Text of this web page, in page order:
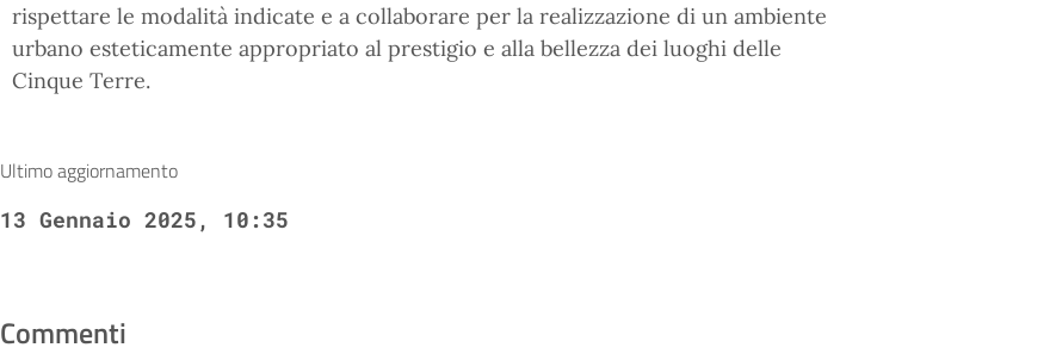
rispettare le modalità indicate e a collaborare per la realizzazione di un ambiente
urbano esteticamente appropriato al prestigio e alla bellezza dei luoghi delle
Cinque Terre.
Ultimo aggiornamento
13 Gennaio 2025, 10:35
Commenti